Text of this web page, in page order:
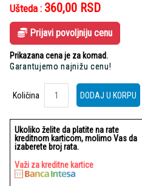
Ušteda : 360,00 RSD
Prijavi povoljniju cenu
Prikazana cena je za komad.
Garantujemo najnižu cenu!
Količina
Količina
DODAJ U KORPU
Ukoliko želite da platite na rate
kreditnom karticom, molimo Vas da
izaberete broj rata.
Važi za kreditne kartice